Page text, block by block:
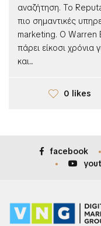
αναζήτηση. Το
πιο σημαντικές
marketing. Ο Warren
πάρει είκοσι χρόνια
και...
0 likes
facebook